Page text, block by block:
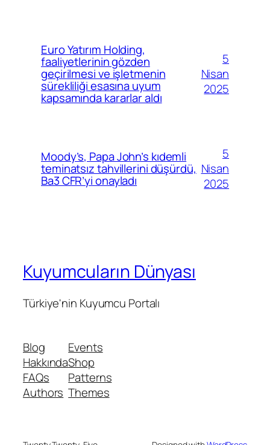
Euro Yatırım Holding,
faaliyetlerinin gözden
geçirilmesi ve işletmenin
sürekliliği esasına uyum
kapsamında kararlar aldı
5
Nisan
2025
Moody’s, Papa John’s kıdemli
teminatsız tahvillerini düşürdü,
Ba3 CFR’yi onayladı
5
Nisan
2025
Kuyumcuların Dünyası
Türkiye'nin Kuyumcu Portalı
Blog
Hakkında
FAQs
Authors
Events
Shop
Patterns
Themes